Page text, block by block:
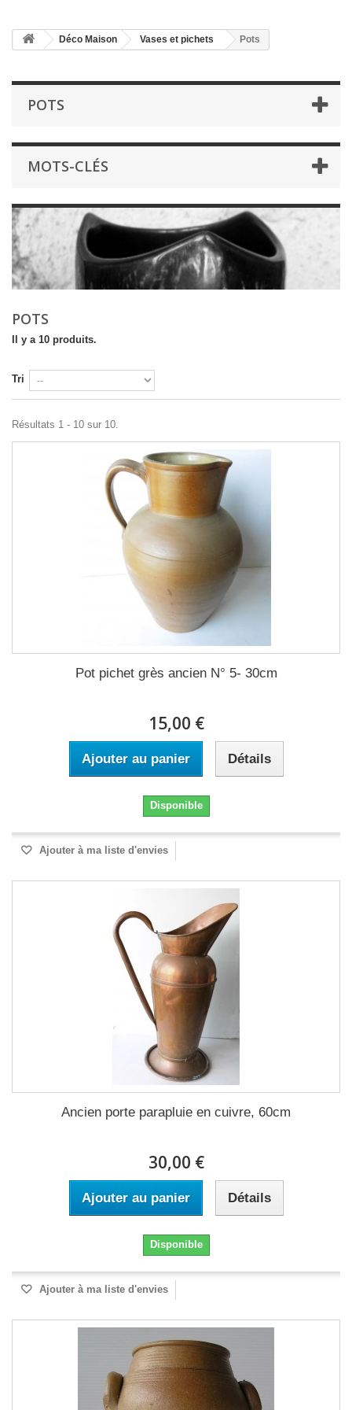
Déco Maison Vases et pichets Pots
POTS
MOTS-CLÉS
POTS
Il y a 10 produits.
Tri
Résultats 1 - 10 sur 10.
Pot pichet grès ancien N° 5- 30cm
15,00 €
Ajouter au panier Détails
Disponible
Ajouter à ma liste d'envies
Ancien porte parapluie en cuivre, 60cm
30,00 €
Ajouter au panier Détails
Disponible
Ajouter à ma liste d'envies